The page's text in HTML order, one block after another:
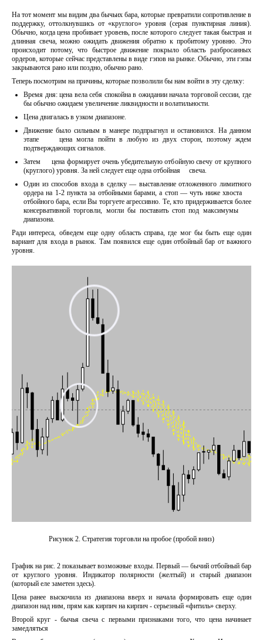
На тот момент мы видим два бычьих бара, которые превратили сопротивление в
поддержку, оттолкнувшись от «круглого» уровня (серая пунктирная линия).
Обычно, когда цена пробивает уровень, после которого следует такая быстрая и
длинная свеча, можно ожидать движения обратно к пробитому уровню. Это
происходит потому, что быстрое движение покрыло область разбросанных
ордеров, которые сейчас представлены в виде гэпов на рынке. Обычно, эти гэпы
закрываются рано или поздно, обычно рано.
Теперь посмотрим на причины, которые позволили бы нам войти в эту сделку:
Время дня: цена вела себя спокойна в ожидании начала торговой сессии, где
бы обычно ожидаем увеличение ликвидности и волатильности.
Цена двигалась в узком диапазоне.
Движение было сильным в манере подпрыгнул и остановился. На данном
этапе цена могла пойти в любую из двух сторон, поэтому ждем
подтверждающих сигналов.
Затем цена формирует очень убедительную отбойную свечу от крупного
(круглого) уровня. За ней следует еще одна отбойная свеча.
Один из способов входа в сделку — выставление отложенного лимитного
ордера на 1-2 пункта за отбойными барами, а стоп — чуть ниже хвоста
отбойного бара, если Вы торгуете агрессивно. Те, кто придерживается более
консервативной торговли, могли бы поставить стоп под максимумы
диапазона.
Ради интереса, обведем еще одну область справа, где мог бы быть еще один
вариант для входа в рынок. Там появился еще один отбойный бар от важного
уровня.
Рисунок 2. Стратегия торговли на пробое (пробой вниз)
График на рис. 2 показывает возможные входы. Первый — бычий отбойный бар
от круглого уровня. Индикатор полярности (желтый) и старый диапазон
(который еле заметен здесь).
Цена ранее выскочила из диапазона вверх и начала формировать еще один
диапазон над ним, прям как кирпич на кирпич - серьезный «фитиль» сверху.
Второй круг - бычья свеча с первыми признаками того, что цена начинает
замедляться